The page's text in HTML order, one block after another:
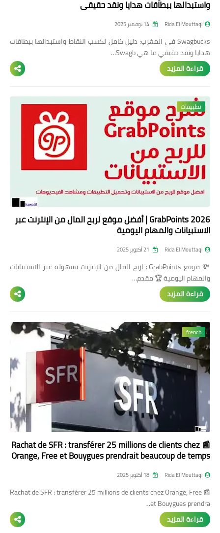
واستبدالها ببطاقات هدايا ونقد حقيقي
Rida El Mouttaqi
Swagbucks في المغرب: دليل كامل لكسب النقاط واستبدالها ببطاقات
هدايا ونقد حقيقي ما هي Swagb…
قراءة المزيد
تطبيقات
GrabPoints 2026 | أفضل موقع لربح المال من الإنترنت عبر
الاستبيانات والمهام اليومية
Rida El Mouttaqi
💸 موقع GrabPoints : اربح المال من الإنترنت بسهولة عبر الاستبيانات
والمهام اليومية 🏆 مقدم…
قراءة المزيد
french
📰 Rachat de SFR : transférer 25 millions de clients chez
Orange, Free et Bouygues prendrait beaucoup de temps
Rida El Mouttaqi
📰 Rachat de SFR : transférer 25 millions de clients chez Orange, Free
et Bouygues prendra…
قراءة المزيد